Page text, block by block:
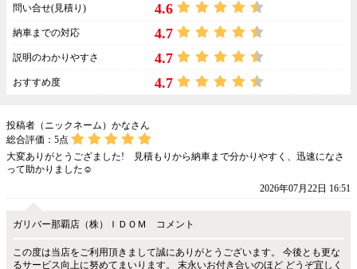
問い合せ(見積り) 4.6
納車までの対応 4.7
説明のわかりやすさ 4.7
おすすめ度 4.7
投稿者（ニックネーム）かなさん
総合評価： 5点
大変ありがとうござました! 見積もりから納車まで分かりやすく、迅速になさ
って助かりました☺️
2026年07月22日 16:51
ガリバー那覇店（株）ＩＤＯＭ コメント
この度は当店をご利用頂きまして誠にありがとうございます。 今後とも更な
るサービス向上に努めてまいります。 末永いお付き合いのほど どうぞ宜しく